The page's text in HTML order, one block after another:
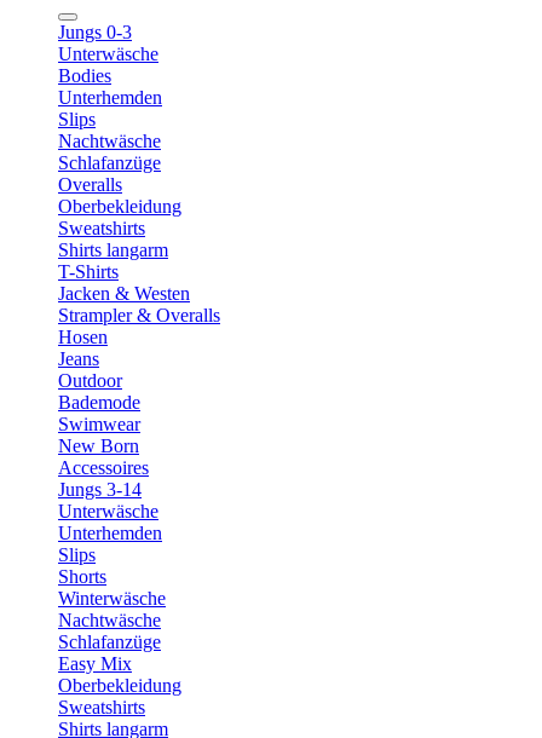
Jungs 0-3
Unterwäsche
Bodies
Unterhemden
Slips
Nachtwäsche
Schlafanzüge
Overalls
Oberbekleidung
Sweatshirts
Shirts langarm
T-Shirts
Jacken & Westen
Strampler & Overalls
Hosen
Jeans
Outdoor
Bademode
Swimwear
New Born
Accessoires
Jungs 3-14
Unterwäsche
Unterhemden
Slips
Shorts
Winterwäsche
Nachtwäsche
Schlafanzüge
Easy Mix
Oberbekleidung
Sweatshirts
Shirts langarm